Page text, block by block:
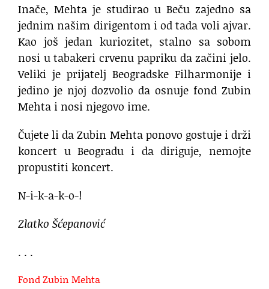
Inače, Mehta je studirao u Beču zajedno sa
jednim našim dirigentom i od tada voli ajvar.
Kao još jedan kuriozitet, stalno sa sobom
nosi u tabakeri crvenu papriku da začini jelo.
Veliki je prijatelj Beogradske Filharmonije i
jedino je njoj dozvolio da osnuje fond Zubin
Mehta i nosi njegovo ime.
Čujete li da Zubin Mehta ponovo gostuje i drži
koncert u Beogradu i da diriguje, nemojte
propustiti koncert.
N-i-k-a-k-o-!
Zlatko Šćepanović
. . .
Fond Zubin Mehta